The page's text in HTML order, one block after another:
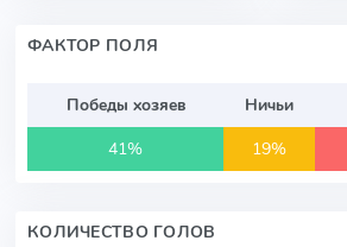
ФАКТОР ПОЛЯ
Победы хозяев Ничьи
41%
19%
КОЛИЧЕСТВО ГОЛОВ